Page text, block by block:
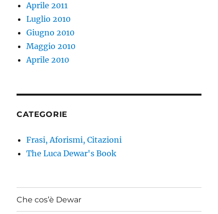
Aprile 2011
Luglio 2010
Giugno 2010
Maggio 2010
Aprile 2010
CATEGORIE
Frasi, Aforismi, Citazioni
The Luca Dewar's Book
Che cos’è Dewar